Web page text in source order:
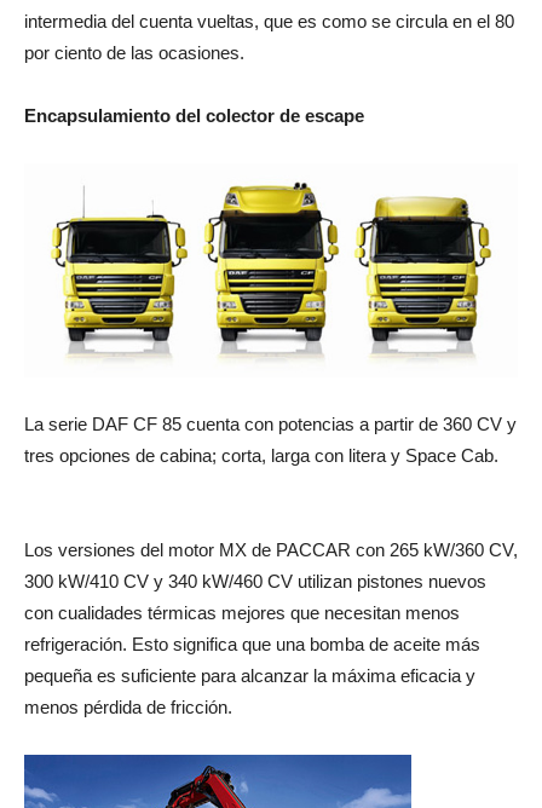
intermedia del cuenta vueltas, que es como se circula en el 80
por ciento de las ocasiones.
Encapsulamiento del colector de escape
La serie DAF CF 85 cuenta con potencias a partir de 360 CV y
tres opciones de cabina; corta, larga con litera y Space Cab.
Los versiones del motor MX de PACCAR con 265 kW/360 CV,
300 kW/410 CV y 340 kW/460 CV utilizan pistones nuevos
con cualidades térmicas mejores que necesitan menos
refrigeración. Esto significa que una bomba de aceite más
pequeña es suficiente para alcanzar la máxima eficacia y
menos pérdida de fricción.